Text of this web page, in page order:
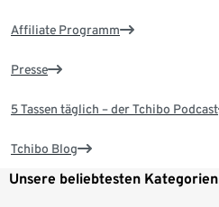
Affiliate Programm
Presse
5 Tassen täglich – der Tchibo Podcast
Tchibo Blog
Unsere beliebtesten Kategorien